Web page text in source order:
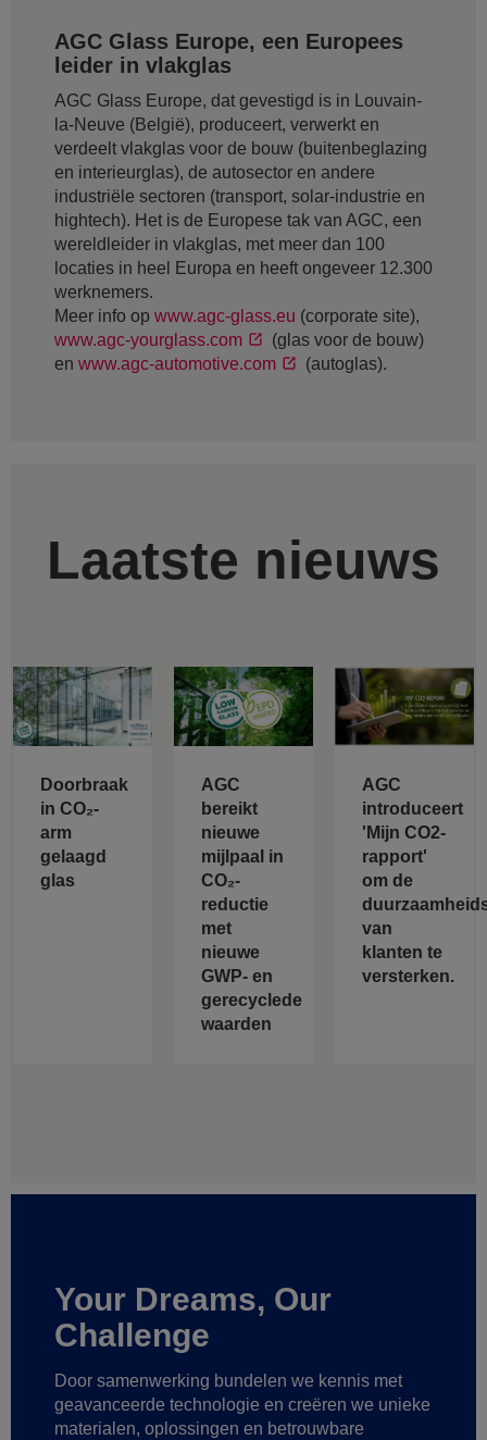
AGC Glass Europe, een Europees
leider in vlakglas
AGC Glass Europe, dat gevestigd is in Louvain-
la-Neuve (België), produceert, verwerkt en
verdeelt vlakglas voor de bouw (buitenbeglazing
en interieurglas), de autosector en andere
industriële sectoren (transport, solar-industrie en
hightech). Het is de Europese tak van AGC, een
wereldleider in vlakglas, met meer dan 100
locaties in heel Europa en heeft ongeveer 12.300
werknemers.
Meer info op www.agc-glass.eu (corporate site),
www.agc-yourglass.com
(glas voor de bouw)
en www.agc-automotive.com (autoglas).
Laatste nieuws
Doorbraak
in CO₂-
arm
gelaagd
glas
AGC
bereikt
nieuwe
mijlpaal in
CO₂-
reductie
met
nieuwe
GWP- en
gerecyclede
waarden
AGC
introduceert
'Mijn CO2-
rapport'
om de
van
klanten te
versterken.
Your Dreams, Our
Challenge
Door samenwerking bundelen we kennis met
geavanceerde technologie en creëren we unieke
materialen, oplossingen en betrouwbare